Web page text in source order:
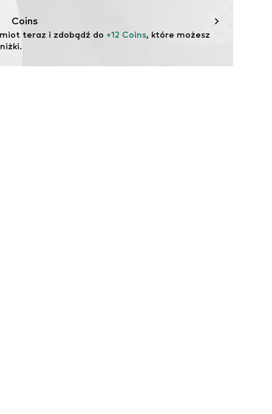
Coins
teraz i zdobądź do +12 Coins, które możesz